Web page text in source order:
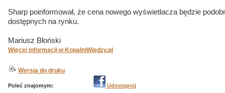
Sharp poinformował, że cena nowego wyświetlacza będzie
dostępnych na rynku.
Mariusz Błoński
Więcej informacji w KopalniWiedzy.pl
Wersja do druku
Poleć znajomym: Udostępnij